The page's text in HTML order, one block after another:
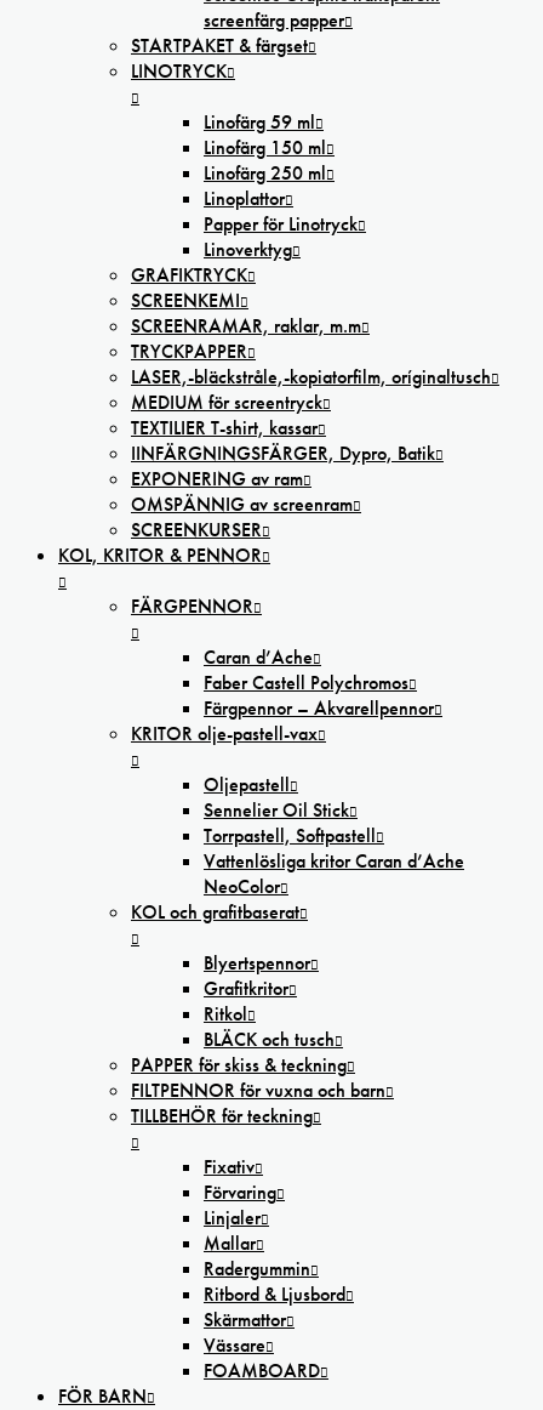
screenfärg papper
STARTPAKET & färgset
LINOTRYCK
Linofärg 59 ml
Linofärg 150 ml
Linofärg 250 ml
Linoplattor
Papper för Linotryck
Linoverktyg
GRAFIKTRYCK
SCREENKEMI
SCREENRAMAR, raklar, m.m
TRYCKPAPPER
LASER,-bläckstråle,-kopiatorfilm, oríginaltusch
MEDIUM för screentryck
TEXTILIER T-shirt, kassar
IINFÄRGNINGSFÄRGER, Dypro, Batik
EXPONERING av ram
OMSPÄNNIG av screenram
SCREENKURSER
KOL, KRITOR & PENNOR
FÄRGPENNOR
Caran d’Ache
Faber Castell Polychromos
Färgpennor – Akvarellpennor
KRITOR olje-pastell-vax
Oljepastell
Sennelier Oil Stick
Torrpastell, Softpastell
Vattenlösliga kritor Caran d’Ache
NeoColor
KOL och grafitbaserat
Blyertspennor
Grafitkritor
Ritkol
BLÄCK och tusch
PAPPER för skiss & teckning
FILTPENNOR för vuxna och barn
TILLBEHÖR för teckning
Fixativ
Förvaring
Linjaler
Mallar
Radergummin
Ritbord & Ljusbord
Skärmattor
Vässare
FOAMBOARD
FÖR BARN